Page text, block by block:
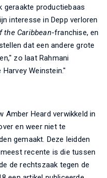
geraakte productiebaas
interesse in Depp verloren
the Caribbean-franchise, en
dat een andere grote
zo laat Rahmani
Weinstein."
Amber Heard verwikkeld in
en weer niet te
gemaakt. Deze leidden
recente is die tussen
de rechtszaak tegen de